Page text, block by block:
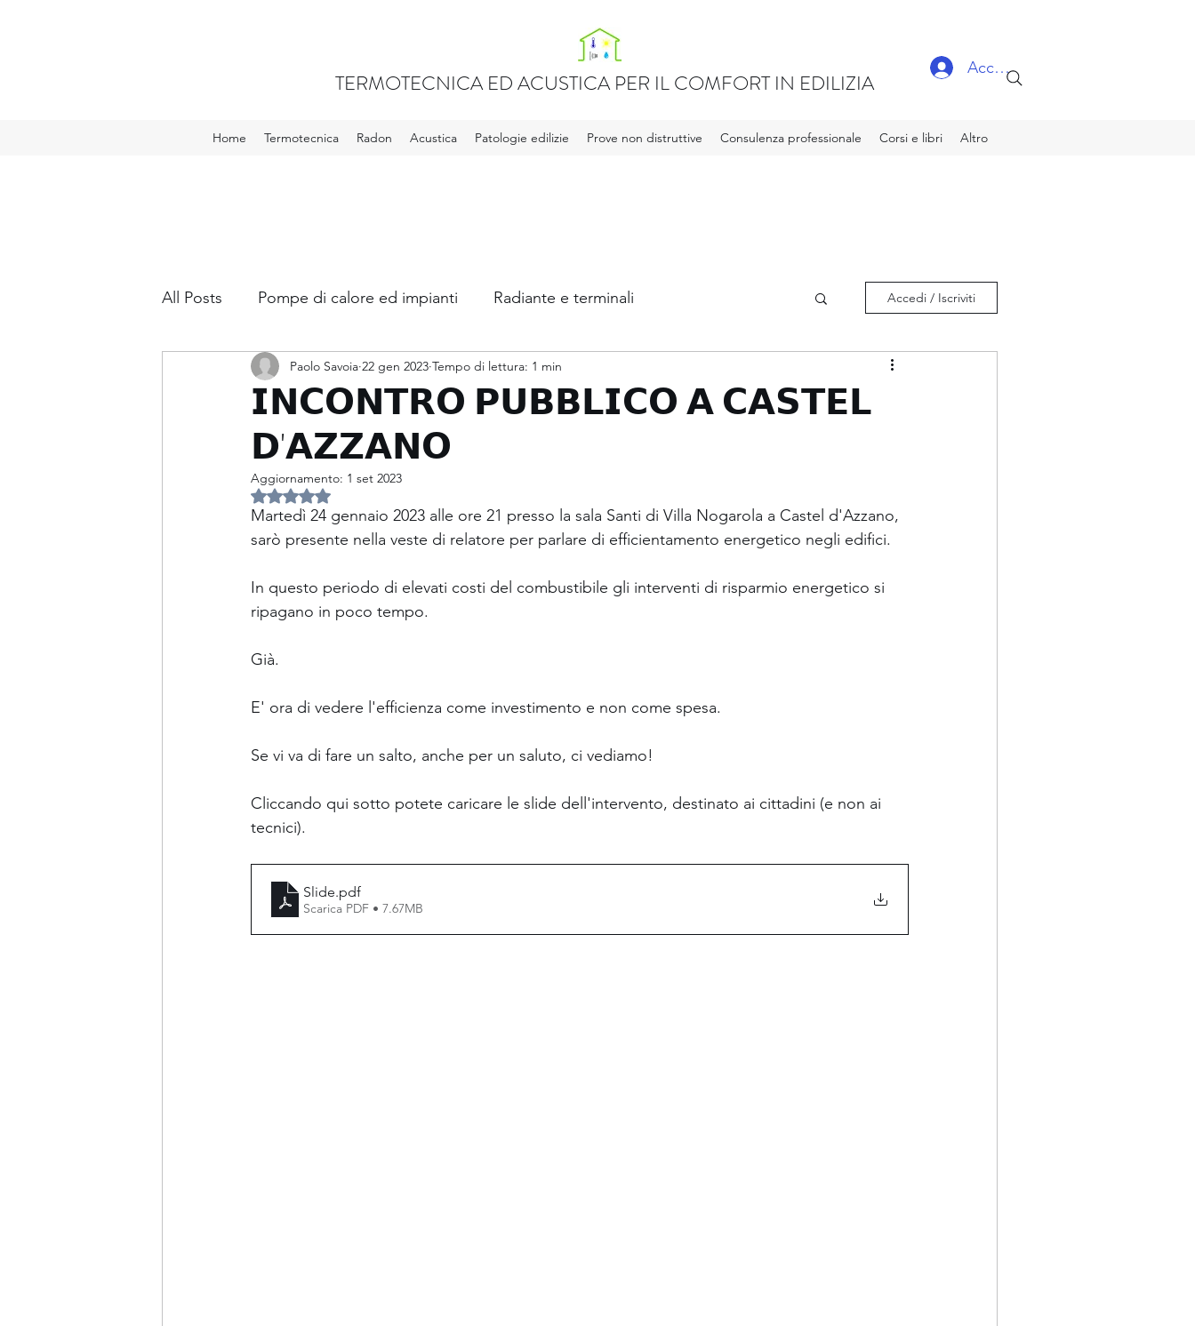
TERMOTECNICA ED ACUSTICA PER IL COMFORT IN EDILIZIA
Accedi
Home Termotecnica Radon Acustica Patologie edilizie Prove non distruttive Consulenza professionale Corsi e libri Altro
All Posts Pompe di calore ed impianti Radiante e terminali
VMC - Ventilazione meccanica Legge 10 e APE
Ponti termici Involucro, prestazioni e difetti
Tenuta all'aria Patologie edilizie Dal cantiere con furore (errori)
Fotovoltaico ed accumulo Incentivi ed altro Conto Termico 3.0
Incarichi particolari
Accedi / Iscriviti
𝗜𝗡𝗖𝗢𝗡𝗧𝗥𝗢 𝗣𝗨𝗕𝗕𝗟𝗜𝗖𝗢 𝗔 𝗖𝗔𝗦𝗧𝗘𝗟
𝗗'𝗔𝗭𝗭𝗔𝗡𝗢
Paolo Savoia 22 gen 2023 Tempo di lettura: 1 min
Aggiornamento: 1 set 2023
Valutazione NaN stelle su 5.
Martedì 24 gennaio 2023 alle ore 21 presso la sala Santi di Villa Nogarola a Castel d'Azzano,
sarò presente nella veste di relatore per parlare di efficientamento energetico negli edifici.
In questo periodo di elevati costi del combustibile gli interventi di risparmio energetico si
ripagano in poco tempo.
Già.
E' ora di vedere l'efficienza come investimento e non come spesa.
Se vi va di fare un salto, anche per un saluto, ci vediamo!
Cliccando qui sotto potete caricare le slide dell'intervento, destinato ai cittadini (e non ai
tecnici).
Slide.pdf
Scarica PDF • 7.67MB